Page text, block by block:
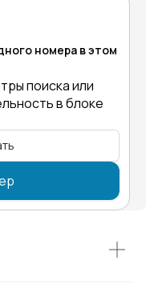
номера в этом
поиска или
в блоке